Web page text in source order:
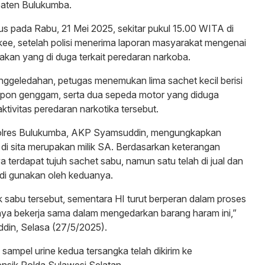
Bulukumba.
pada Rabu, 21 Mei 2025, sekitar pukul 15.00 WITA di
setelah polisi menerima laporan masyarakat mengenai
yang di duga terkait peredaran narkoba.
petugas menemukan lima sachet kecil berisi
genggam, serta dua sepeda motor yang diduga
peredaran narkotika tersebut.
Bulukumba, AKP Syamsuddin, mengungkapkan
sita merupakan milik SA. Berdasarkan keterangan
terdapat tujuh sachet sabu, namun satu telah di jual dan
gunakan oleh keduanya.
sabu tersebut, sementara HI turut berperan dalam proses
bekerja sama dalam mengedarkan barang haram ini,”
Selasa (27/5/2025).
urine kedua tersangka telah dikirim ke